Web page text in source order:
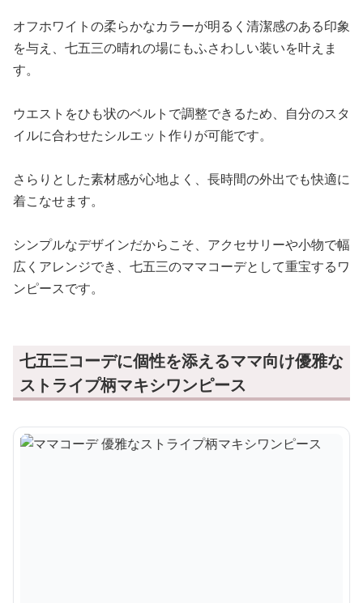
オフホワイトの柔らかなカラーが明るく清潔感のある印象
を与え、七五三の晴れの場にもふさわしい装いを叶えま
す。
ウエストをひも状のベルトで調整できるため、自分のスタ
イルに合わせたシルエット作りが可能です。
さらりとした素材感が心地よく、長時間の外出でも快適に
着こなせます。
シンプルなデザインだからこそ、アクセサリーや小物で幅
広くアレンジでき、七五三のママコーデとして重宝するワ
ンピースです。
七五三コーデに個性を添えるママ向け優雅な
ストライプ柄マキシワンピース